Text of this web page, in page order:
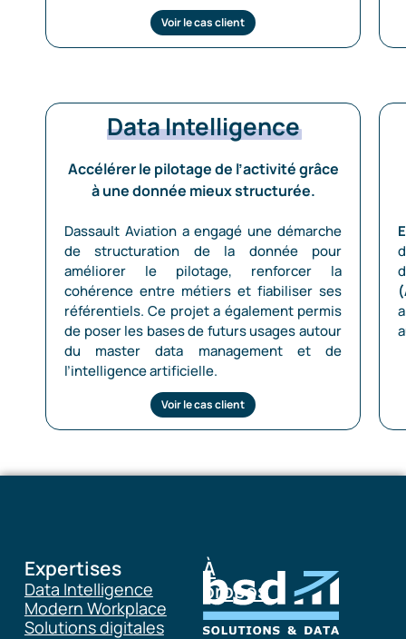
Voir le cas client
Data Intelligence
Accélérer le pilotage de l’activité grâce
à une donnée mieux structurée.
Dassault Aviation a engagé une démarche
de structuration de la donnée pour
améliorer le pilotage, renforcer la
cohérence entre métiers et fiabiliser ses
référentiels. Ce projet a également permis
de poser les bases de futurs usages autour
du master data management et de
l’intelligence artificielle.
Voir le cas client
Expertises
Data Intelligence
Modern Workplace
Solutions digitales
À
propos